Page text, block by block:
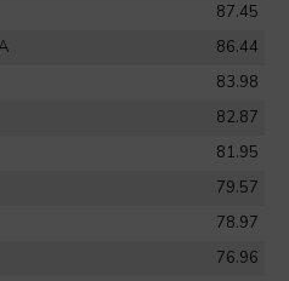
87.45
86.44
83.98
82.87
81.95
79.57
78.97
76.96